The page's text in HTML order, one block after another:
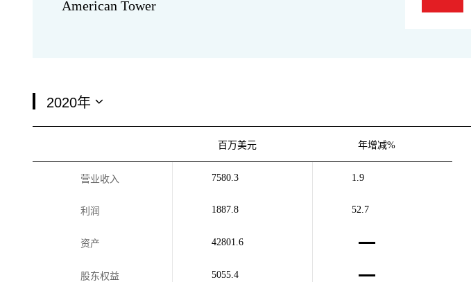
American Tower
百万美元 年增减%
营业收入 7580.3 1.9
利润 1887.8 52.7
资产 42801.6
股东权益 5055.4